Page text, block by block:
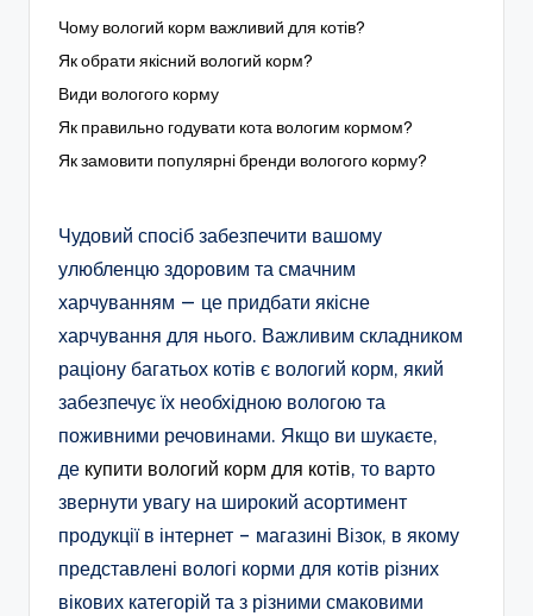
Чому вологий корм важливий для котів?
Як обрати якісний вологий корм?
Види вологого корму
Як правильно годувати кота вологим кормом?
Як замовити популярні бренди вологого корму?
Чудовий спосіб забезпечити вашому
улюбленцю здоровим та смачним
харчуванням — це придбати якісне
харчування для нього. Важливим складником
раціону багатьох котів є вологий корм, який
забезпечує їх необхідною вологою та
поживними речовинами. Якщо ви шукаєте,
де купити вологий корм для котів, то варто
звернути увагу на широкий асортимент
продукції в інтернет – магазині Візок, в якому
представлені вологі корми для котів різних
вікових категорій та з різними смаковими